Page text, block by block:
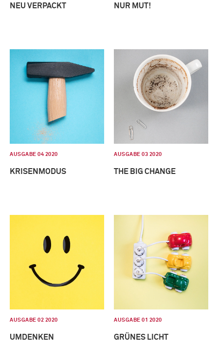
NEU VERPACKT NUR MUT!
AUSGABE 04 2020
KRISENMODUS
AUSGABE 03 2020
THE BIG CHANGE
AUSGABE 02 2020
UMDENKEN
AUSGABE 01 2020
GRÜNES LICHT